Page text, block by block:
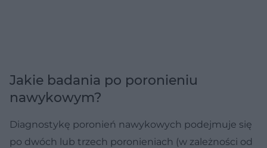
Jakie badania po poronieniu
nawykowym?
Diagnostykę poronień nawykowych podejmuje się
po dwóch lub trzech poronieniach (w zależności od